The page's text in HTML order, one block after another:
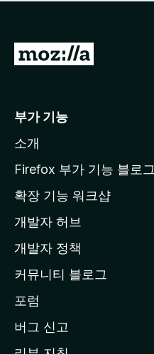
점
습
니
M
l
a
페
이
지
이
동
부가 기능
소개
Firefox 부가 기능 블로그
확장 기능 워크샵
개발자 허브
개발자 정책
커뮤니티 블로그
포럼
버그 신고